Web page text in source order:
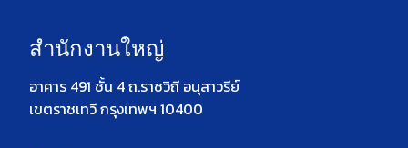
สำนักงานใหญ่
อาคาร 491 ชั้น 4 ถ.ราชวิถี อนุสาวรีย์
เขตราชเทวี กรุงเทพฯ 10400